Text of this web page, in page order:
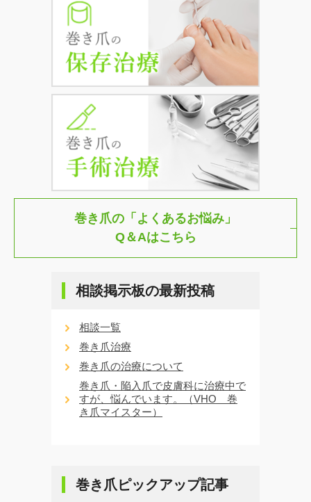
巻き爪の「よくあるお悩み」
Q＆Aはこちら
相談掲示板の最新投稿
相談一覧
巻き爪治療
巻き爪の治療について
巻き爪・陥入爪で皮膚科に治療中で
すが、悩んでいます。（VHO 巻
き爪マイスター）
巻き爪ピックアップ記事